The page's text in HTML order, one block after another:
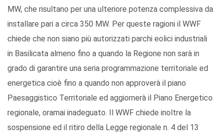
MW, che risultano per una ulteriore potenza complessiva da
installare pari a circa 350 MW. Per queste ragioni il WWF
chiede che non siano più autorizzati parchi eolici industriali
in Basilicata almeno fino a quando la Regione non sarà in
grado di garantire una seria programmazione territoriale ed
energetica cioè fino a quando non approverà il piano
Paesaggistico Territoriale ed aggiornerà il Piano Energetico
regionale, oramai inadeguato. Il WWF chiede inoltre la
sospensione ed il ritiro della Legge regionale n. 4 del 13